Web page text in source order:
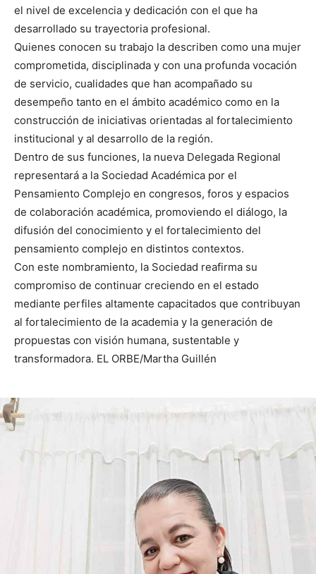
el nivel de excelencia y dedicación con el que ha
desarrollado su trayectoria profesional.
Quienes conocen su trabajo la describen como una mujer
comprometida, disciplinada y con una profunda vocación
de servicio, cualidades que han acompañado su
desempeño tanto en el ámbito académico como en la
construcción de iniciativas orientadas al fortalecimiento
institucional y al desarrollo de la región.
Dentro de sus funciones, la nueva Delegada Regional
representará a la Sociedad Académica por el
Pensamiento Complejo en congresos, foros y espacios
de colaboración académica, promoviendo el diálogo, la
difusión del conocimiento y el fortalecimiento del
pensamiento complejo en distintos contextos.
Con este nombramiento, la Sociedad reafirma su
compromiso de continuar creciendo en el estado
mediante perfiles altamente capacitados que contribuyan
al fortalecimiento de la academia y la generación de
propuestas con visión humana, sustentable y
transformadora. EL ORBE/Martha Guillén